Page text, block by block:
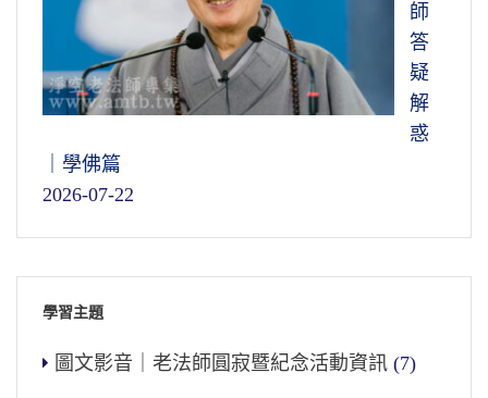
師
答
疑
解
惑
｜學佛篇
2026-07-22
學習主題
圖文影音｜老法師圓寂暨紀念活動資訊 (7)